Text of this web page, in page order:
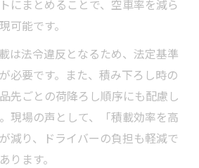
にまとめることで、空車率を減ら
可能です。
は法令違反となるため、法定基準
必要です。また、積み下ろし時の
先ごとの荷降ろし順序にも配慮し
現場の声として、「積載効率を高
減り、ドライバーの負担も軽減で
ります。